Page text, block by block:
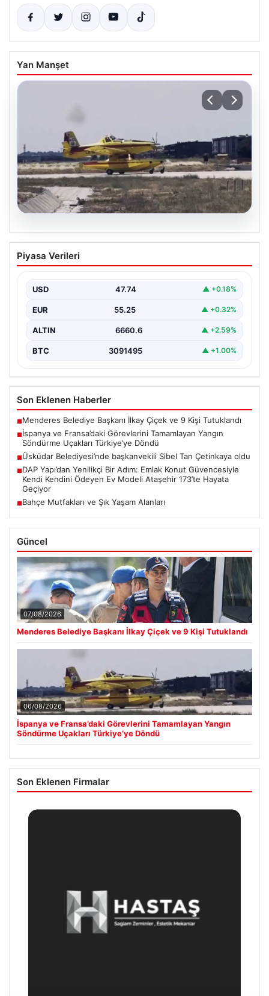
Yan Manşet
İspanya ve Fransa’daki Görevlerini
Tamamlayan Yangın Söndürme Uçakları
Orman Genel Müdürlüğü tarafından yapılan açıklamada,
büyük…
Piyasa Verileri
USD 47.74 ▲ +0.18%
EUR 55.25 ▲ +0.32%
ALTIN 6660.6 ▲ +2.59%
BTC 3091495 ▲ +1.00%
Son Eklenen Haberler
■Menderes Belediye Başkanı İlkay Çiçek ve 9 Kişi Tutuklandı
■İspanya ve Fransa’daki Görevlerini Tamamlayan Yangın
Söndürme Uçakları Türkiye’ye Döndü
■Üsküdar Belediyesi’nde başkanvekili Sibel Tan Çetinkaya oldu
■DAP Yapı’dan Yenilikçi Bir Adım: Emlak Konut Güvencesiyle
Kendi Kendini Ödeyen Ev Modeli Ataşehir 173’te Hayata
Geçiyor
■Bahçe Mutfakları ve Şık Yaşam Alanları
Güncel
07/08/2026
Menderes Belediye Başkanı İlkay Çiçek ve 9 Kişi Tutuklandı
06/08/2026
İspanya ve Fransa’daki Görevlerini Tamamlayan Yangın
Söndürme Uçakları Türkiye’ye Döndü
Son Eklenen Firmalar